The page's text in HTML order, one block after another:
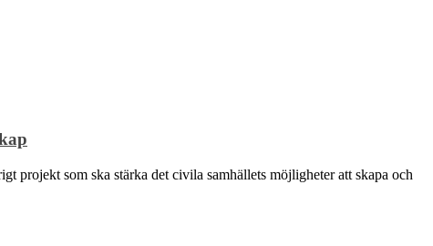
projekt som ska stärka det civila samhällets möjligheter att skapa och